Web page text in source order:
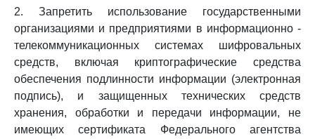
2. Запретить использование государственными
организациями и предприятиями в информационно -
телекоммуникационных системах шифровальных
средств, включая криптографические средства
обеспечения подлинности информации (электронная
подпись), и защищенных технических средств
хранения, обработки и передачи информации, не
имеющих сертификата Федерального агентства